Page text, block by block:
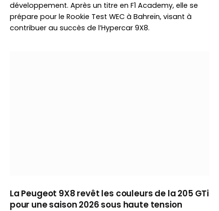
développement. Après un titre en F1 Academy, elle se
prépare pour le Rookie Test WEC à Bahreïn, visant à
contribuer au succès de l’Hypercar 9X8.
La Peugeot 9X8 revêt les couleurs de la 205 GTi
pour une saison 2026 sous haute tension